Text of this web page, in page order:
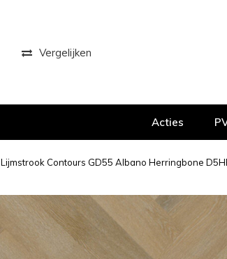
Vergelijken
Acties
Lijmstrook Contours GD55 Albano Herringbone